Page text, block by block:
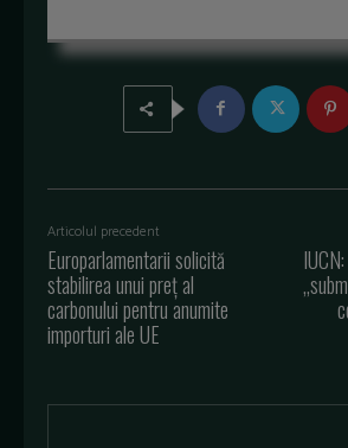
Articolul precedent
Europarlamentarii solicită
stabilirea unui preț al
carbonului pentru anumite
importuri ale UE